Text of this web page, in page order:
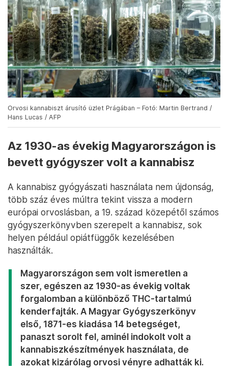
Orvosi kannabiszt árusító üzlet Prágában – Fotó: Martin Bertrand /
Hans Lucas / AFP
Az 1930-as évekig Magyarországon is
bevett gyógyszer volt a kannabisz
A kannabisz gyógyászati használata nem újdonság,
több száz éves múltra tekint vissza a modern
európai orvoslásban, a 19. század közepétől számos
gyógyszerkönyvben szerepelt a kannabisz, sok
helyen például opiátfüggők kezelésében
használták.
Magyarországon sem volt ismeretlen a
szer, egészen az 1930-as évekig voltak
forgalomban a különböző THC-tartalmú
kenderfajták. A Magyar Gyógyszerkönyv
első, 1871-es kiadása 14 betegséget,
panaszt sorolt fel, aminél indokolt volt a
kannabiszkészítmények használata, de
azokat kizárólag orvosi vényre adhatták ki.